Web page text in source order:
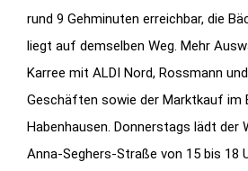
rund 9 Gehminuten erreichbar, die
liegt auf demselben Weg. Mehr
Karree mit ALDI Nord, Rossmann
Geschäften sowie der Marktkauf im
Habenhausen. Donnerstags lädt der
Anna-Seghers-Straße von 15 bis 18